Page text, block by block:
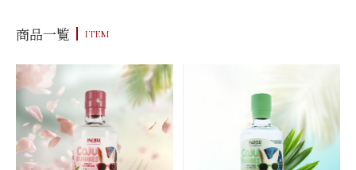
商品一覧 ITEM